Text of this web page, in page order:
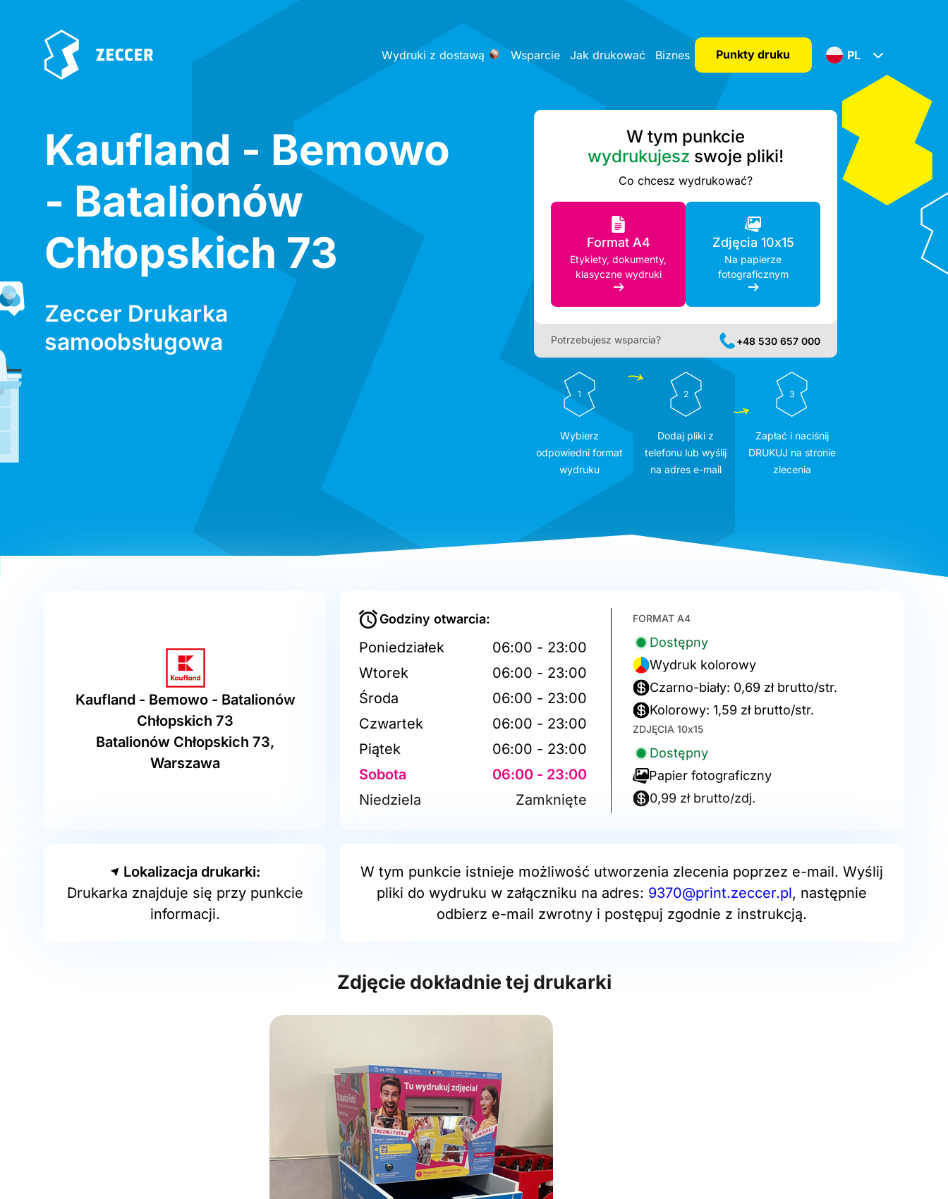
Wydruki z dostawą Wsparcie Jak drukować Biznes Punkty druku PL
Kaufland - Bemowo
- Batalionów
Chłopskich 73
Zeccer Drukarka
samoobsługowa
W tym punkcie
wydrukujesz swoje pliki!
Co chcesz wydrukować?
Format A4
Etykiety, dokumenty,
klasyczne wydruki
Zdjęcia 10x15
Na papierze
fotograficznym
Potrzebujesz wsparcia? +48 530 657 000
1
Wybierz
odpowiedni format
wydruku
2
Dodaj pliki z
telefonu lub wyślij
na adres e-mail
3
Zapłać i naciśnij
DRUKUJ na stronie
zlecenia
Kaufland - Bemowo - Batalionów
Chłopskich 73
Batalionów Chłopskich 73,
Warszawa
Godziny otwarcia:
Poniedziałek
06:00 - 23:00
Wtorek
06:00 - 23:00
Środa
06:00 - 23:00
Czwartek
06:00 - 23:00
Piątek
06:00 - 23:00
Sobota
06:00 - 23:00
Niedziela
Zamknięte
FORMAT A4
Dostępny
Wydruk kolorowy
Czarno-biały: 0,69 zł brutto/str.
Kolorowy: 1,59 zł brutto/str.
ZDJĘCIA 10x15
Dostępny
Papier fotograficzny
0,99 zł brutto/zdj.
Lokalizacja drukarki:
Drukarka znajduje się przy punkcie
informacji.
W tym punkcie istnieje możliwość utworzenia zlecenia poprzez e-mail. Wyślij
pliki do wydruku w załączniku na adres: 9370@print.zeccer.pl, następnie
odbierz e-mail zwrotny i postępuj zgodnie z instrukcją.
Zdjęcie dokładnie tej drukarki